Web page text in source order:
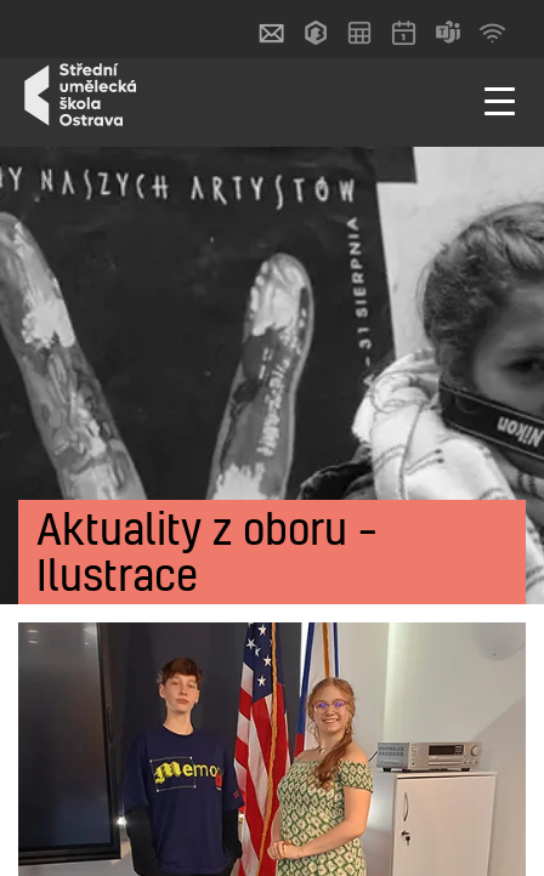
Aktuality z oboru –
Ilustrace
ANIMACE ILUSTRACE NOVINKY